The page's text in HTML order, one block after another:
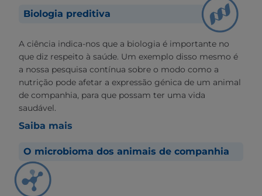
Biologia preditiva
A ciência indica-nos que a biologia é importante no
que diz respeito à saúde. Um exemplo disso mesmo é
a nossa pesquisa contínua sobre o modo como a
nutrição pode afetar a expressão génica de um animal
de companhia, para que possam ter uma vida
saudável.
Saiba mais
O microbioma dos animais de companhia